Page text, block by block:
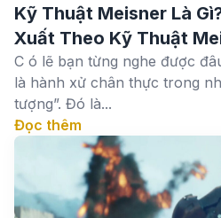
Kỹ Thuật Meisner Là
Xuất Theo Kỹ Thuật
C ó lẽ bạn từng nghe được
là hành xử chân thực trong
tượng”. Đó là...
Đọc thêm